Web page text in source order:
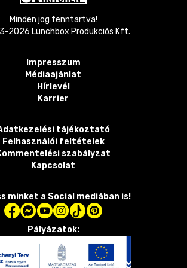
Minden jog fenntartva!
2026 Lunchbox Produkciós Kft.
Impresszum
Médiaajánlat
Hírlevél
Karrier
tájékoztató
Felhasználói feltételek
szabályzat
Kapcsolat
minket a Social mediában is!
Pályázatok: